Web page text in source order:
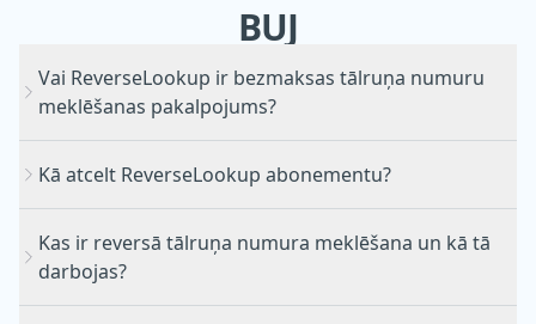
BUJ
Vai ReverseLookup ir bezmaksas tālruņa numuru
meklēšanas pakalpojums?
Kā atcelt ReverseLookup abonementu?
Kas ir reversā tālruņa numura meklēšana un kā tā
darbojas?